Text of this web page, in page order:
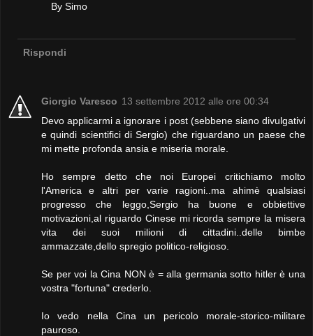
By Simo
Rispondi
Giorgio Varesco 13 settembre 2012 alle ore 00:34
Devo applicarmi a ignorare i post (sebbene siano divulgativi
e quindi scientifici di Sergio) che riguardano un paese che
mi mette profonda ansia e miseria morale.
Ho sempre detto che noi Europei critichiamo molto
l'America e altri per varie ragioni..ma ahimè qualsiasi
progresso che leggo,Sergio ha buone e obbiettive
motivazioni,al riguardo Cinese mi ricorda sempre la misera
vita dei suoi milioni di cittadini..delle bimbe
ammazzate,dello spregio politico-religioso.
Se per voi la Cina NON è = alla germania sotto hitler è una
vostra "fortuna" crederlo.
Io vedo nella Cina un pericolo morale-storico-militare
pauroso.